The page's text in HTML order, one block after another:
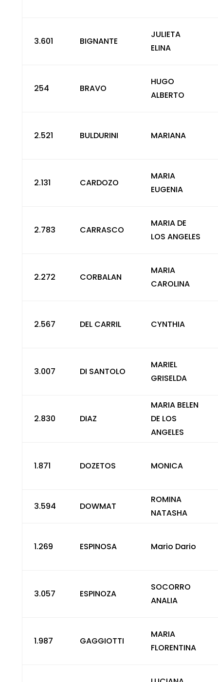
3.601 BIGNANTE
JULIETA
ELINA
254 BRAVO
HUGO
ALBERTO
2.521 BULDURINI MARIANA
2.131 CARDOZO
MARIA
EUGENIA
2.783 CARRASCO
MARIA DE
LOS ANGELES
2.272 CORBALAN
MARIA
CAROLINA
2.567 DEL CARRIL CYNTHIA
3.007 DI SANTOLO
MARIEL
GRISELDA
2.830 DIAZ
MARIA BELEN
DE LOS
ANGELES
1.871 DOZETOS MONICA
3.594 DOWMAT
ROMINA
NATASHA
1.269 ESPINOSA Mario Dario
3.057 ESPINOZA
SOCORRO
ANALIA
1.987 GAGGIOTTI
MARIA
FLORENTINA